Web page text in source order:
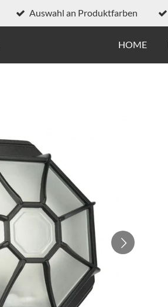
Auswahl an Produktfarben
HOME